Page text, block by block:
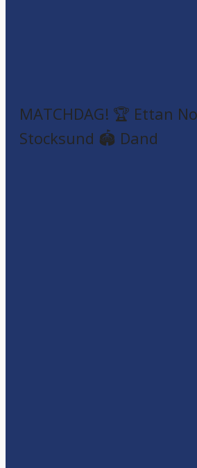
MATCHDAG! 🏆 Ettan
Stocksund 🏟️ Dand